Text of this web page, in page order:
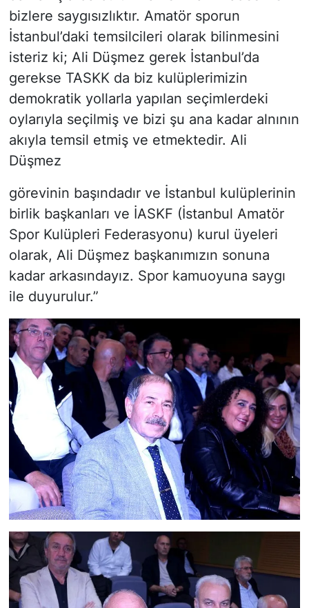
bizlere saygısızlıktır. Amatör sporun
İstanbul’daki temsilcileri olarak bilinmesini
isteriz ki; Ali Düşmez gerek İstanbul’da
gerekse TASKK da biz kulüplerimizin
demokratik yollarla yapılan seçimlerdeki
oylarıyla seçilmiş ve bizi şu ana kadar alnının
akıyla temsil etmiş ve etmektedir. Ali
Düşmez
görevinin başındadır ve İstanbul kulüplerinin
birlik başkanları ve İASKF (İstanbul Amatör
Spor Kulüpleri Federasyonu) kurul üyeleri
olarak, Ali Düşmez başkanımızın sonuna
kadar arkasındayız. Spor kamuoyuna saygı
ile duyurulur.”